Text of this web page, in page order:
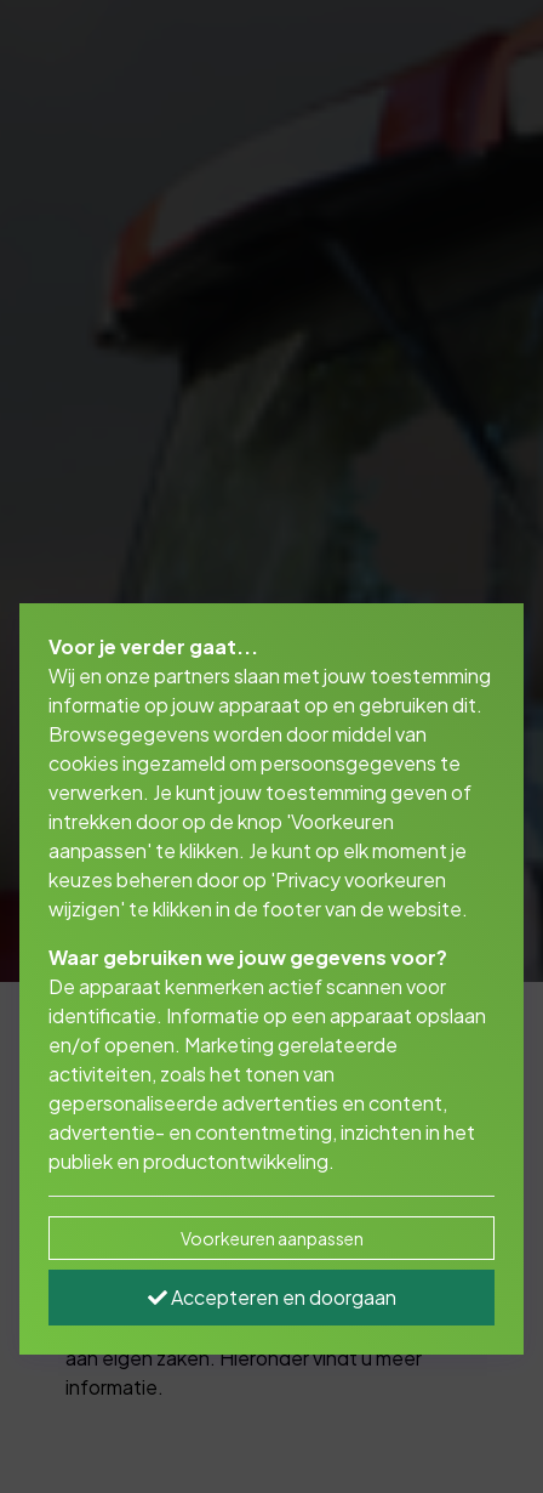
De werk- en landbouwmaterieelverzekering
lijkt in de basis erg op een autoverzekering.
De WA-dekking voldoet minimaal aan de
W.A.M.-strik, maar voor aansprakelijkheid kent
de werk- en landbouwmaterieelverzekering
nog een aantal specifieke dekkingen.
Dat zijn bijvoorbeeld een dekking voor schade
aan ondergrondse zaken zoals kabels en
leidingen, sloopwerkzaamheden en schade
aan eigen zaken. Hieronder vindt u meer
informatie.
Voor je verder gaat...
Wij en onze partners slaan met jouw toestemming
informatie op jouw apparaat op en gebruiken dit.
Browsegegevens worden door middel van
cookies ingezameld om persoonsgegevens te
verwerken. Je kunt jouw toestemming geven of
intrekken door op de knop 'Voorkeuren
aanpassen' te klikken. Je kunt op elk moment je
keuzes beheren door op 'Privacy voorkeuren
wijzigen' te klikken in de footer van de website.
Waar gebruiken we jouw gegevens voor?
De apparaat kenmerken actief scannen voor
identificatie. Informatie op een apparaat opslaan
en/of openen. Marketing gerelateerde
activiteiten, zoals het tonen van
gepersonaliseerde advertenties en content,
advertentie- en contentmeting, inzichten in het
publiek en productontwikkeling.
Voorkeuren aanpassen
Accepteren en doorgaan